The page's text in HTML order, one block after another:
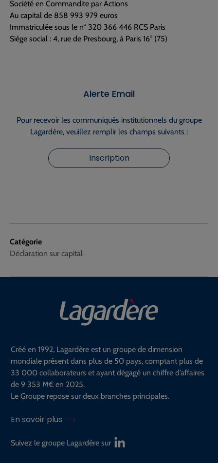
Catégorie
Déclaration sur capital
Société en Commandite par Actions
Au capital de 858 993 979 euros
Immatriculée sous le n° 320 366 446 RCS Paris
Siège social : 4, rue de Presbourg, à Paris 16° (75)
Alerte Email
Pour recevoir les communiqués institutionnels du groupe
Lagardère, veuillez remplir les champs suivants :
Inscription
Créé en 1992, Lagardère est un groupe de dimension
mondiale présent dans plus de 50 pays, comptant plus de
33 000 collaborateurs et ayant dégagé un chiffre d’affaires
de 9 353 M€ en 2025.
Le Groupe repose sur deux branches principales.
En savoir plus
Suivez le groupe Lagardère sur